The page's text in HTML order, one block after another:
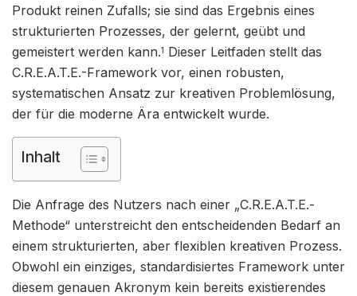
Produkt reinen Zufalls; sie sind das Ergebnis eines
strukturierten Prozesses, der gelernt, geübt und
gemeistert werden kann.1 Dieser Leitfaden stellt das
C.R.E.A.T.E.-Framework vor, einen robusten,
systematischen Ansatz zur kreativen Problemlösung,
der für die moderne Ära entwickelt wurde.
Inhalt
Die Anfrage des Nutzers nach einer „C.R.E.A.T.E.-
Methode“ unterstreicht den entscheidenden Bedarf an
einem strukturierten, aber flexiblen kreativen Prozess.
Obwohl ein einziges, standardisiertes Framework unter
diesem genauen Akronym kein bereits existierendes